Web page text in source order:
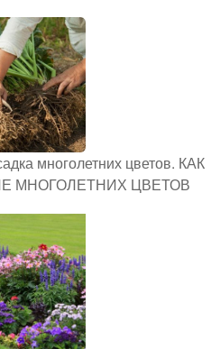
многолетних цветов. КАК
МНОГОЛЕТНИХ ЦВЕТОВ